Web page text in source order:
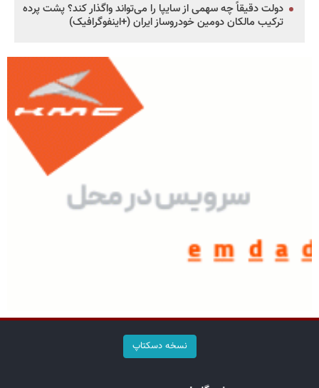
دولت دقیقاً چه سهمی از سایپا را می‌تواند واگذار کند؟ پشت پرده
ترکیب مالکان دومین خودروساز ایران (+اینفوگرافیک)
نسخه دسکتاپ